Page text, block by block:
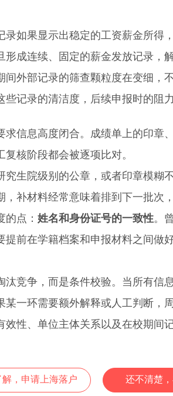
如果显示出稳定的工资薪金所得
成连续、固定的薪金发放记录，
外部记录的筛查颗粒度在变细，
记录的清洁度，后续申报时的阻力
息高度闭合。成绩单上的印章
核阶段都会被逐项比对。
生院级别的公章，或者印章模糊
补材料经常意味着排到下一批次
点： 姓名和身份证号的一致性。
前在学籍档案和申报材料之间做
竞争，而是条件校验。当所有信
某一环需要额外解释或人工判断，
性、单位主体关系以及在校期间
解，申请上海落户 还不清楚